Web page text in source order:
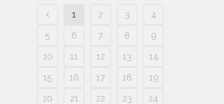
1 2 3
4
5
6 7 8
9
10
11 12 13
14
15
16 17 18
19
20
21 22 23
24